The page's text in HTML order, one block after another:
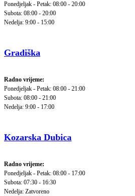
Ponedjeljak - Petak: 08:00 - 20:00
Subota: 08:00 - 20:00
Nedelja: 9:00 - 15:00
Gradiška
Radno vrijeme:
Ponedjeljak - Petak: 08:00 - 21:00
Subota: 08:00 - 21:00
Nedelja: 9:00 - 17:00
Kozarska Dubica
Radno vrijeme:
Ponedjeljak - Petak: 08:00 - 17:00
Subota: 07:30 - 16:30
Nedelja: Zatvoreno